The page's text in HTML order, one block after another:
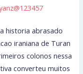
historia abrasado
iraniana de Turan
colonos nessa
converteu muitos